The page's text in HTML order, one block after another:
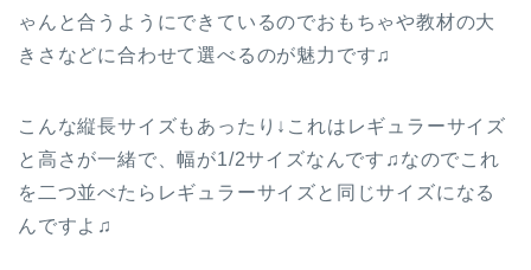
ゃんと合うようにできているのでおもちゃや教材の大
きさなどに合わせて選べるのが魅力です♫
こんな縦長サイズもあったり↓これはレギュラーサイズ
と高さが一緒で、幅が1/2サイズなんです♫なのでこれ
を二つ並べたらレギュラーサイズと同じサイズになる
んですよ♫